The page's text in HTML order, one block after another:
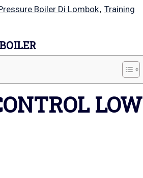
Boiler Di Lombok, Training
LOW